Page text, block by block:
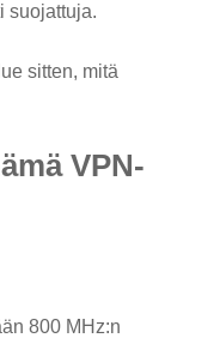
suojattuja.
sitten, mitä
VPN-
800 MHz:n